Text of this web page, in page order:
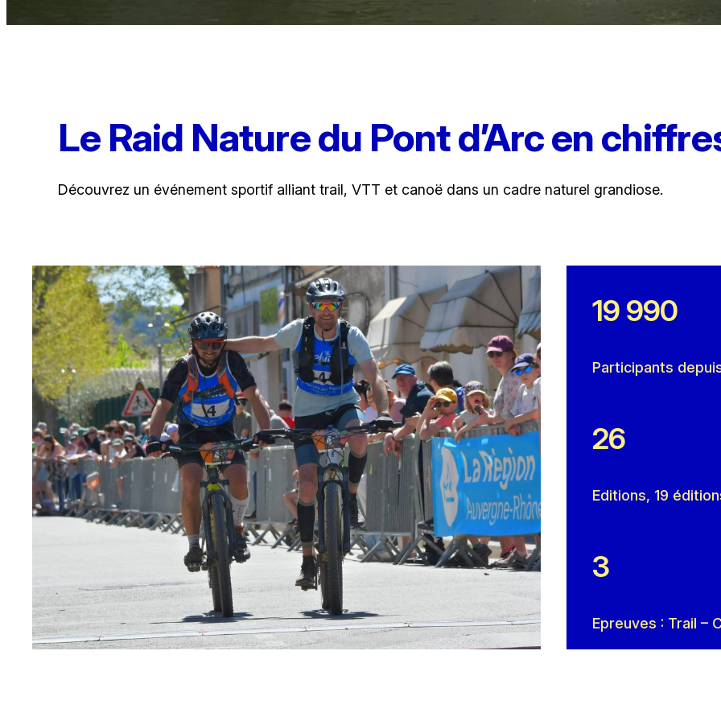
Le Raid Nature du Pont d’Arc en
Découvrez un événement sportif alliant trail, VTT et canoë dans un cadre naturel grandiose.
19 990
Participants
26
Editions, 19
3
Epreuves : Trail –